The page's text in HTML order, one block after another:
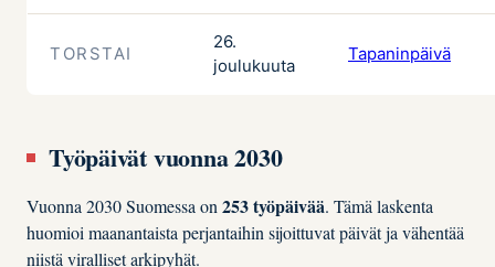
TORSTAI
26.
joulukuuta
Tapaninpäivä
Työpäivät vuonna 2030
Vuonna 2030 Suomessa on 253 työpäivää. Tämä laskenta
huomioi maanantaista perjantaihin sijoittuvat päivät ja vähentää
niistä viralliset arkipyhät.